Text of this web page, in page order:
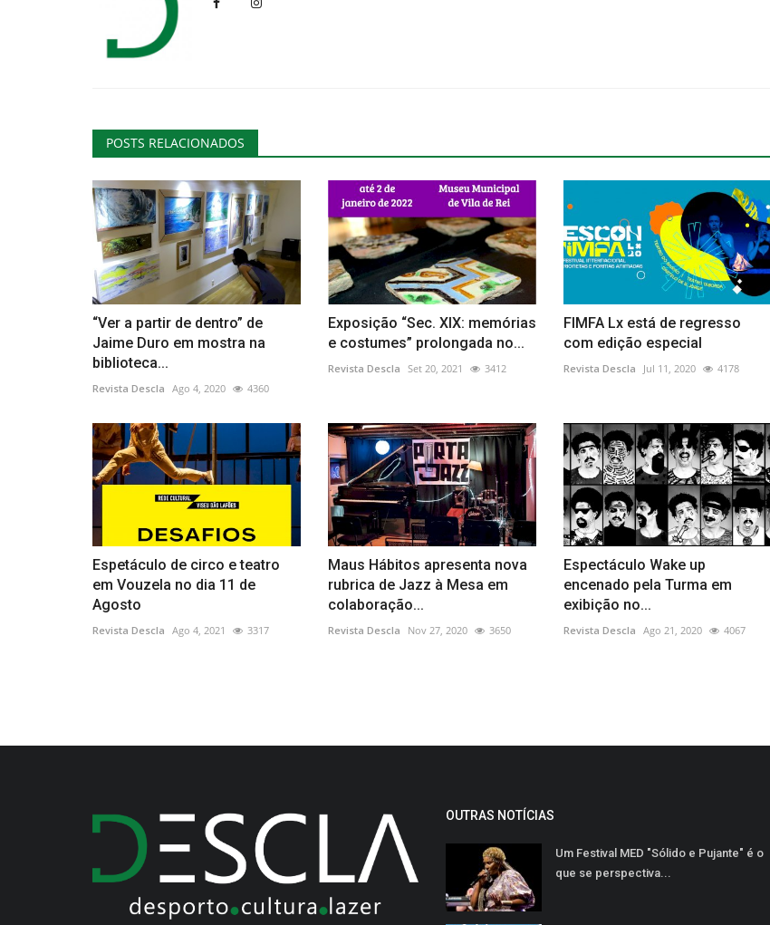
POSTS RELACIONADOS
“Ver a partir de dentro” de
Jaime Duro em mostra na
biblioteca...
Revista Descla Ago 4, 2020 4360
Exposição “Sec. XIX: memórias
e costumes” prolongada no...
Revista Descla Set 20, 2021 3412
FIMFA Lx está de regresso
com edição especial
Revista Descla Jul 11, 2020 4178
Espetáculo de circo e teatro
em Vouzela no dia 11 de
Agosto
Revista Descla Ago 4, 2021 3317
Maus Hábitos apresenta nova
rubrica de Jazz à Mesa em
colaboração...
Revista Descla Nov 27, 2020 3650
Espectáculo Wake up
encenado pela Turma em
exibição no...
Revista Descla Ago 21, 2020 4067
Cultura
Carlos Póvoa expõe no Auditório
Revista Descla 2556
Cultura
Professor e investigador Carlos Neto
Revista Descla Nov 16, 2022 2846
OUTRAS NOTÍCIAS
Um Festival MED "Sólido e Pujante" é o
que se perspectiva...